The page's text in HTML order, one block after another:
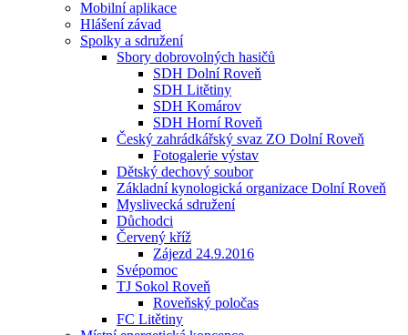
Mobilní aplikace
Hlášení závad
Spolky a sdružení
Sbory dobrovolných hasičů
SDH Dolní Roveň
SDH Litětiny
SDH Komárov
SDH Horní Roveň
Český zahrádkářský svaz ZO Dolní Roveň
Fotogalerie výstav
Dětský dechový soubor
Základní kynologická organizace Dolní Roveň
Myslivecká sdružení
Důchodci
Červený kříž
Zájezd 24.9.2016
Svépomoc
TJ Sokol Roveň
Roveňský poločas
FC Litětiny